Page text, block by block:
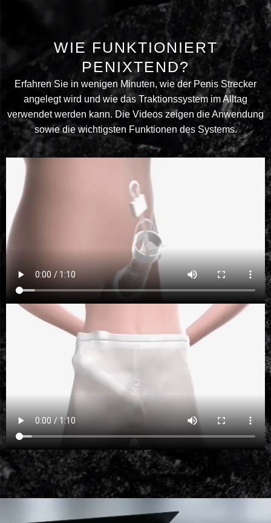
WIE FUNKTIONIERT
PENIXTEND?
Erfahren Sie in wenigen Minuten, wie der Penis Strecker
angelegt wird und wie das Traktionssystem im Alltag
verwendet werden kann. Die Videos zeigen die Anwendung
sowie die wichtigsten Funktionen des Systems.